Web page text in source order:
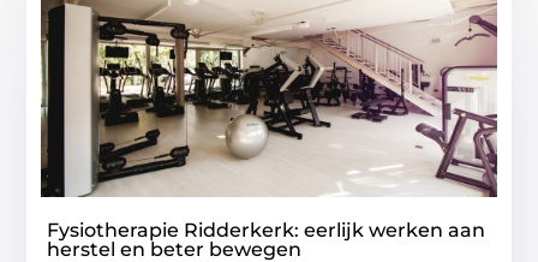
Fysiotherapie Ridderkerk: eerlijk werken aan
herstel en beter bewegen